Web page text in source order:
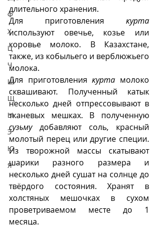
Ф
Х
Ц
Ч
Ш
Щ
Ы
Э
Ю
Я
длительного хранения.
Для приготовления курта
используют овечье, козье или
коровье молоко. В Казахстане,
также, из кобыльего и верблюжьего
молока.
Для приготовления курта молоко
сквашивают. Полученный катык
несколько дней отпрессовывают в
сузьму добавляют соль, красный
молотый перец или другие специи.
Из творожной массы скатывают
шарики разного размера и
несколько дней сушат на солнце до
твёрдого состояния. Хранят в
холстяных мешочках в сухом
проветриваемом месте до 1
месяца.